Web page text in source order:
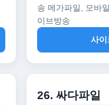
송 메가파일, 모바
이브방송
사이
26. 싸다파일